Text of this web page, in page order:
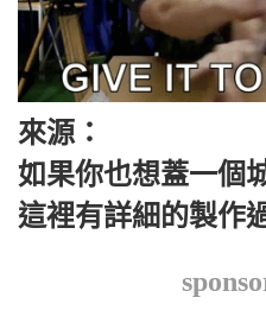
來源：
如果你也想蓋一個
這裡有詳細的製作